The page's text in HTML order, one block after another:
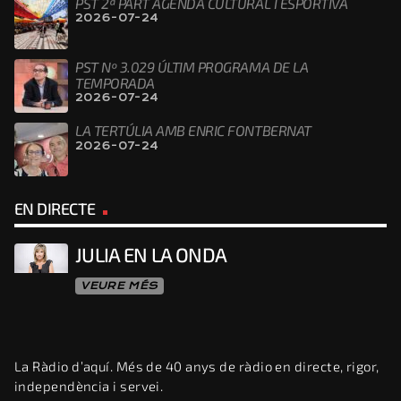
2026-07-24
PST Nº 3.029 ÚLTIM PROGRAMA DE LA
TEMPORADA
2026-07-24
LA TERTÚLIA AMB ENRIC FONTBERNAT
2026-07-24
EN DIRECTE
JULIA EN LA ONDA
VEURE MÉS
La Ràdio d’aquí. Més de 40 anys de ràdio en directe, rigor,
independència i servei.